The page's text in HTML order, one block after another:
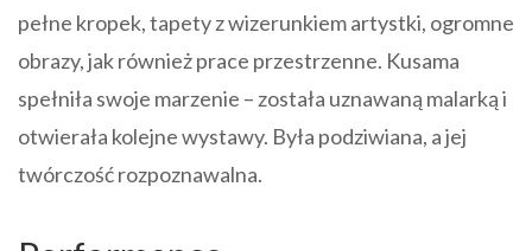
pełne kropek, tapety z wizerunkiem artystki, ogromne
obrazy, jak również prace przestrzenne. Kusama
spełniła swoje marzenie – została uznawaną malarką i
otwierała kolejne wystawy. Była podziwiana, a jej
twórczość rozpoznawalna.